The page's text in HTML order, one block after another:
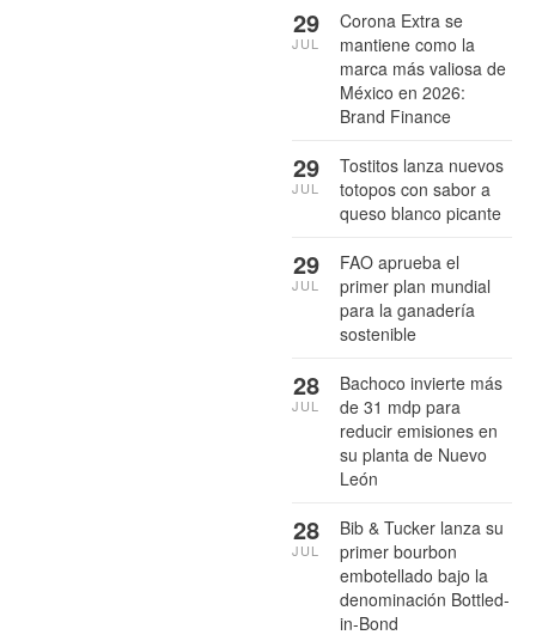
Corona Extra se
mantiene como la
marca más valiosa de
México en 2026:
Brand Finance
29
JUL
Tostitos lanza nuevos
totopos con sabor a
queso blanco picante
29
JUL
FAO aprueba el
primer plan mundial
para la ganadería
sostenible
29
JUL
Bachoco invierte más
de 31 mdp para
reducir emisiones en
su planta de Nuevo
León
28
JUL
Bib & Tucker lanza su
primer bourbon
embotellado bajo la
denominación Bottled-
in-Bond
28
JUL